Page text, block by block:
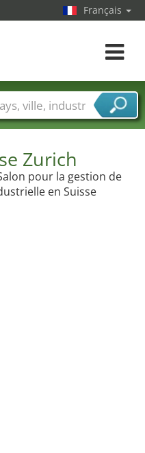
Zurich
pour la gestion de
en Suisse
Français
Toggle
Secteurs de foire